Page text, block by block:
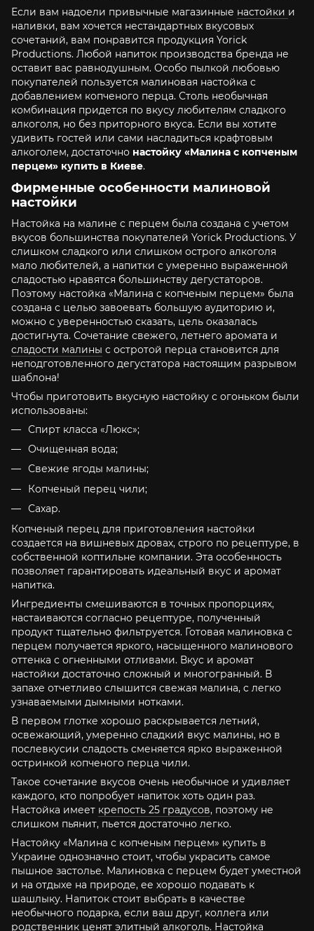
Если вам надоели привычные магазинные настойки и
наливки, вам хочется нестандартных вкусовых
сочетаний, вам понравится продукция Yorick
Productions. Любой напиток производства бренда не
оставит вас равнодушным. Особо пылкой любовью
покупателей пользуется малиновая настойка с
добавлением копченого перца. Столь необычная
комбинация придется по вкусу любителям сладкого
алкоголя, но без приторного вкуса. Если вы хотите
удивить гостей или сами насладиться крафтовым
алкоголем, достаточно настойку «Малина с копченым
перцем» купить в Киеве.
Фирменные особенности малиновой
настойки
Настойка на малине с перцем была создана с учетом
вкусов большинства покупателей Yorick Productions. У
слишком сладкого или слишком острого алкоголя
мало любителей, а напитки с умеренно выраженной
сладостью нравятся большинству дегустаторов.
Поэтому настойка «Малина с копченым перцем» была
создана с целью завоевать большую аудиторию и,
можно с уверенностью сказать, цель оказалась
достигнута. Сочетание свежего, летнего аромата и
сладости малины с остротой перца становится для
неподготовленного дегустатора настоящим разрывом
шаблона!
Чтобы приготовить вкусную настойку с огоньком были
использованы:
Спирт класса «Люкс»;
Очищенная вода;
Свежие ягоды малины;
Копченый перец чили;
Сахар.
Копченый перец для приготовления настойки
создается на вишневых дровах, строго по рецептуре, в
собственной коптильне компании. Эта особенность
позволяет гарантировать идеальный вкус и аромат
напитка.
Ингредиенты смешиваются в точных пропорциях,
настаиваются согласно рецептуре, полученный
продукт тщательно фильтруется. Готовая малиновка с
перцем получается яркого, насыщенного малинового
оттенка с огненными отливами. Вкус и аромат
настойки достаточно сложный и многогранный. В
запахе отчетливо слышится свежая малина, с легко
узнаваемыми дымными нотками.
В первом глотке хорошо раскрывается летний,
освежающий, умеренно сладкий вкус малины, но в
послевкусии сладость сменяется ярко выраженной
остринкой копченого перца чили.
Такое сочетание вкусов очень необычное и удивляет
каждого, кто попробует напиток хоть один раз.
Настойка имеет крепость 25 градусов, поэтому не
слишком пьянит, пьется достаточно легко.
Настойку «Малина с копченым перцем» купить в
Украине однозначно стоит, чтобы украсить самое
пышное застолье. Малиновка с перцем будет уместной
и на отдыхе на природе, ее хорошо подавать к
шашлыку. Напиток стоит выбрать в качестве
необычного подарка, если ваш друг, коллега или
родственник ценят элитный алкоголь. Настойка